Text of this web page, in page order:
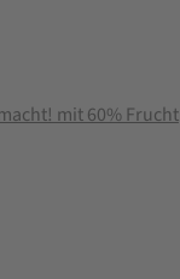
mit 60% Frucht